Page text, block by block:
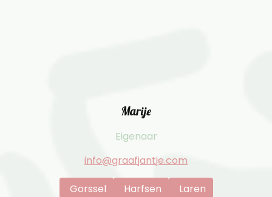
Marije
Eigenaar
info@graafjantje.com
Gorssel Harfsen Laren